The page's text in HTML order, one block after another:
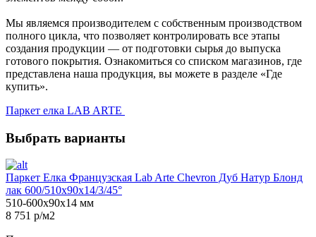
Мы являемся производителем с собственным производством
полного цикла, что позволяет контролировать все этапы
создания продукции — от подготовки сырья до выпуска
готового покрытия. Ознакомиться со списком магазинов, где
представлена наша продукция, вы можете в разделе «Где
купить».
Паркет елка LAB ARTE
Выбрать варианты
Паркет Елка Французская Lab Arte Chevron Дуб Натур Блонд
лак 600/510х90х14/3/45°
510-600х90х14 мм
8 751 р/м2